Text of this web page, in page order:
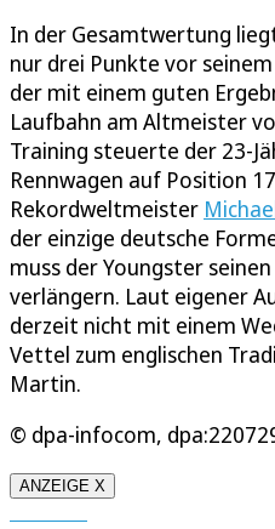
In der Gesamtwertung
nur drei Punkte vor
der mit einem guten
Laufbahn am Altmeister
Training steuerte der 23-
Rennwagen auf Position
Rekordweltmeister
der einzige deutsche
muss der Youngster
verlängern. Laut eigener
derzeit nicht mit einem
Vettel zum englischen
Martin.
© dpa-infocom,
ANZEIGE X